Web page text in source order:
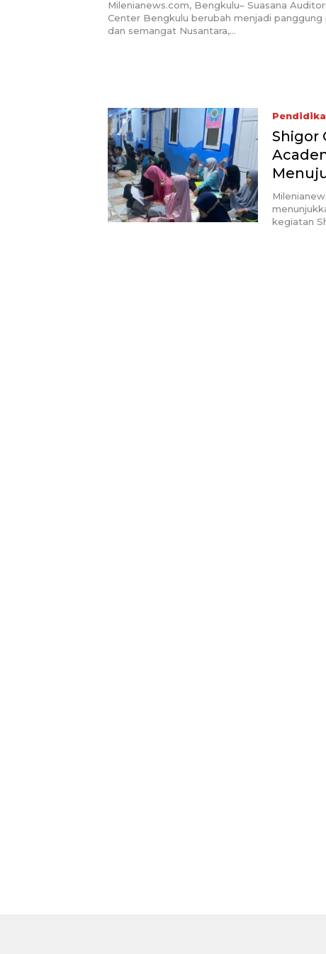
Milenianews.com, Bengkulu– Suasana
Center Bengkulu berubah menjadi panggung
dan semangat Nusantara,…
Shigor
kegiatan